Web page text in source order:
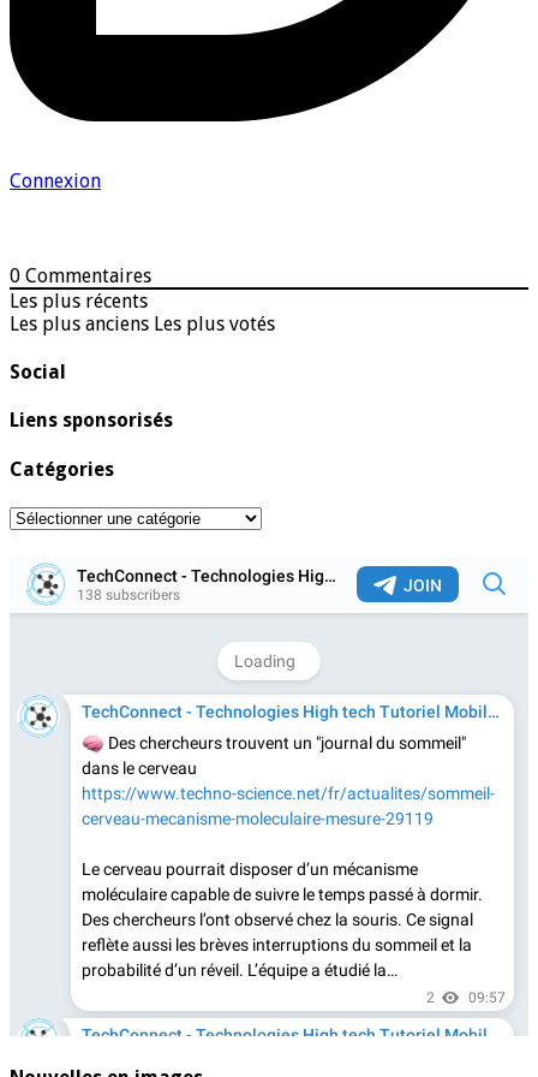
Connexion
0 Commentaires
Les plus récents
Les plus anciens Les plus votés
Social
Liens sponsorisés
Catégories
Catégories